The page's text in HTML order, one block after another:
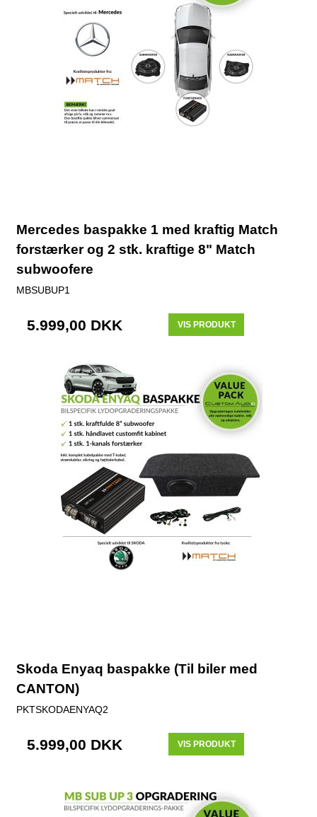
Mercedes baspakke 1 med kraftig Match
forstærker og 2 stk. kraftige 8" Match
subwoofere
MBSUBUP1
5.999,00 DKK VIS PRODUKT
Skoda Enyaq baspakke (Til biler med
CANTON)
PKTSKODAENYAQ2
5.999,00 DKK VIS PRODUKT